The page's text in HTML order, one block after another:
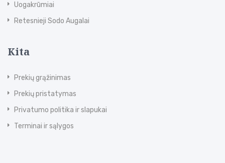
Uogakrūmiai
Retesnieji Sodo Augalai
Kita
Prekių grąžinimas
Prekių pristatymas
Privatumo politika ir slapukai
Terminai ir sąlygos